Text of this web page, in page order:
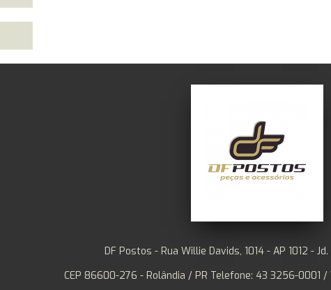
DF Postos - Rua Willie Davids, 1014 - AP 1012 -
CEP 86600-276 - Rolândia / PR Telefone: 43 3256-0001 /